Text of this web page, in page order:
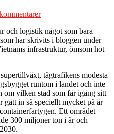
och logistik något som bara
har skrivits i bloggen under
infrastruktur, ömsom hot
tågtrafikens modesta
runtom i landet och inte
vilken stad som får igång sitt
gått in så speciellt mycket på är
Ett området
300 miljoner ton i år och